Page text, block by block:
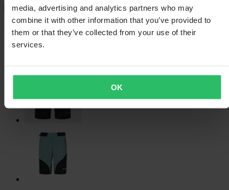
media, advertising and analytics partners who may
combine it with other information that you’ve provided to
them or that they’ve collected from your use of their
services.
OK
Laagsteprijsgarantie
Kleur